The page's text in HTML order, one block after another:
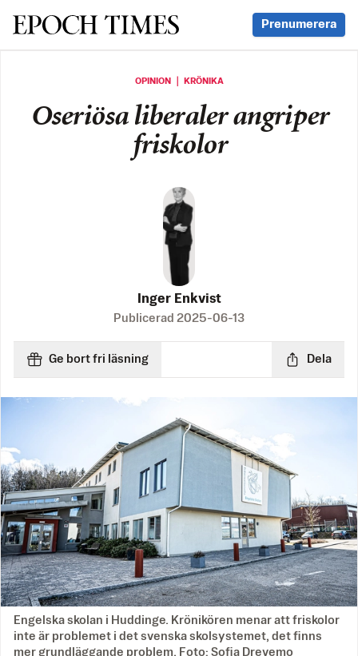
Svenska Epoch Times Prenumerera
OPINION ｜ KRÖNIKA
Oseriösa liberaler angriper
friskolor
Inger Enkvist
Publicerad 2025-06-13
Ge bort fri läsning Dela
Engelska skolan i Huddinge. Krönikören menar att friskolor
inte är problemet i det svenska skolsystemet, det finns
mer grundläggande problem. Foto: Sofia Drevemo